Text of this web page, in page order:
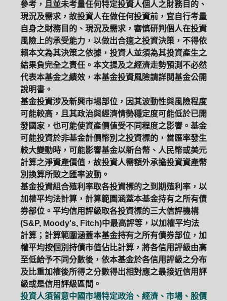
參考，且並未考量任何特定投資人個人之財務目的、
現況及需求，故投資人在做任何投資前，宜自行考量
自身之財務目的、現況及需求，審慎研判個人在投資
風險上的承受能力，以做出合適之投資決策，不得依
賴本文為其決策之依據，投資人並須為其投資產生之
結果負完全之責任。本文提及之經濟走勢預測不必然
代表本基金之績效，本基金投資風險請詳閱基金公開
說明書。
基金投資涉及新興市場部位，因其波動性與風險程度
可能較高，且其政治與經濟情勢穩定度可能低於已開
發國家，也可能使資產價值受不同程度之影響。基金
可能投資於非基金計價幣別之投資標的，當匯率發生
較大變動時，可能影響基金以新台幣、人民幣或美元
計算之淨資產價值，故投資人需額外承擔投資資產幣
別換算所致之匯率波動。
基金投資組合殖利率取各投資標的之到期殖利率，以
加權平均法計算，計算範圍涵蓋本基金持有之所有債
券部位。平均信用評級取各投資標的三大信評機構
(S&P, Moody's, Fitch)中最高評等，以加權平均法
計算；計算範圍涵蓋本基金持有之所有債券部位，加
權平均按個別持債市值佔比計算，將各信用評級由高
至低給予不同分數後，依本基金於各信用評級之分布
及比重加權後所得之分數得出相對應之最接近信用評
級或是信用評級區間。
投資人須留意中國市場特定政治、經濟、市場、股價